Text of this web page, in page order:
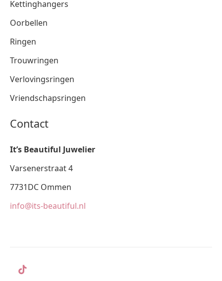
Kettinghangers
Oorbellen
Ringen
Trouwringen
Verlovingsringen
Vriendschapsringen
Contact
It’s Beautiful Juwelier
Varsenerstraat 4
7731DC Ommen
info@its-beautiful.nl